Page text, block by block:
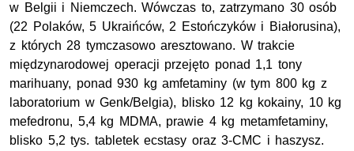
w Belgii i Niemczech. Wówczas to, zatrzymano 30 osób
(22 Polaków, 5 Ukraińców, 2 Estończyków i Białorusina),
z których 28 tymczasowo aresztowano. W trakcie
międzynarodowej operacji przejęto ponad 1,1 tony
marihuany, ponad 930 kg amfetaminy (w tym 800 kg z
laboratorium w Genk/Belgia), blisko 12 kg kokainy, 10 kg
mefedronu, 5,4 kg MDMA, prawie 4 kg metamfetaminy,
blisko 5,2 tys. tabletek ecstasy oraz 3-CMC i haszysz.